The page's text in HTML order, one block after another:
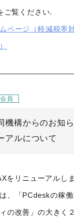
ご覧ください.
ページ（軽減税率
会員
機構からのお知
アルについて
をリニューアルし
、「PCdeskの稼
の改善」の大きく